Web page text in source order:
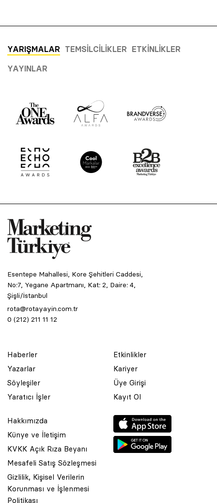
YARIŞMALAR TEMSILCILIKLER ETKINLIKLER
YAYINLAR
Esentepe Mahallesi, Kore Şehitleri Caddesi,
No:7, Yegane Apartmanı, Kat: 2, Daire: 4,
Şişli/İstanbul
rota@rotayayin.com.tr
0 (212) 211 11 12
Haberler
Yazarlar
Söyleşiler
Yaratıcı İşler
Etkinlikler
Kariyer
Üye Girişi
Kayıt Ol
Hakkımızda
Künye ve İletişim
KVKK Açık Rıza Beyanı
Mesafeli Satış Sözleşmesi
Gizlilik, Kişisel Verilerin
Korunması ve İşlenmesi
Politikası
© 2001 Rota Yayın Yapım Tanıtım Tic. Ltd. Şti. Bu Sitede Bulunan